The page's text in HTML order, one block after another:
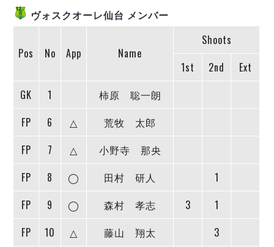
戦績表
個人ランキング｜ゴール
個人ランキング｜シュート成功率
メットライフ生命Ｆリーグカップ 2026
試合日程・結果
アリーナ情報
名古屋オーシャンズ
ボルクバレット北九州
メットライフ生命Ｆ２リーグ
マルバ水戸FC
Y．S．C．C．横浜
ヴィンセドール白山
デウソン神戸
リーグ要項
アリーナ観戦マナー&ルール
Ｆリーグカップ 試合記録
リーグ統計データ
ハットトリック
担当審判員
選手の通算記録（Ｆ１）
ヴォスクオーレ仙台 メンバー
Pos No App Name
Shoots
1st
2nd
Ext
GK
1
柿原 聡一朗
FP
6 △
荒牧 太郎
FP
7 △
小野寺 那央
FP
8 ◯ 田村 研人
1
FP
9 ◯ 森村 孝志 3
1
FP
10 △ 藤山 翔太
3